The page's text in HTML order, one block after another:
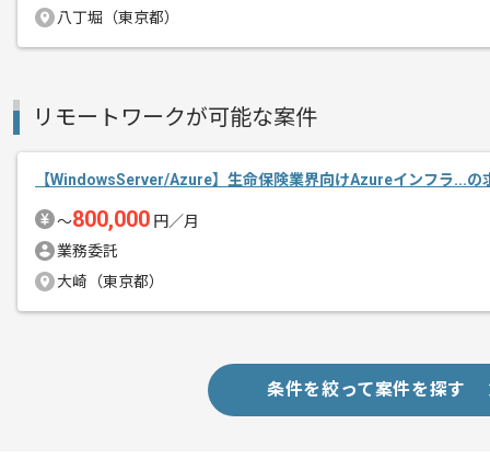
エージェントからのコ
メント
インフラ構築または運用経験が5年以上
八丁堀（東京都）
リモートワークが可能な案件
【WindowsServer/Azure】生命保険業界向けAzureインフラ...の
〜800,000 円／月
業務委託
大崎（東京都）
条件を絞って案件を探す